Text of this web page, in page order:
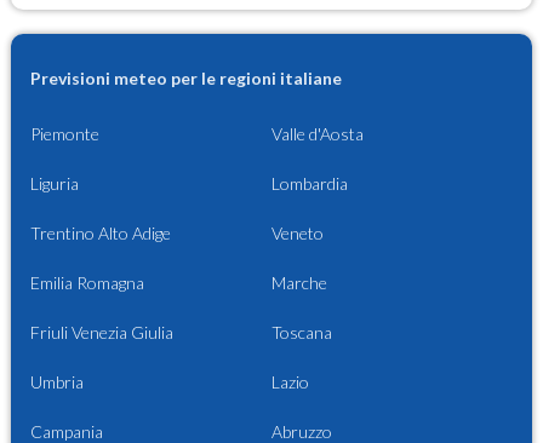
Previsioni meteo per le regioni italiane
Piemonte Valle d'Aosta
Liguria Lombardia
Trentino Alto Adige Veneto
Emilia Romagna Marche
Friuli Venezia Giulia Toscana
Umbria Lazio
Campania Abruzzo